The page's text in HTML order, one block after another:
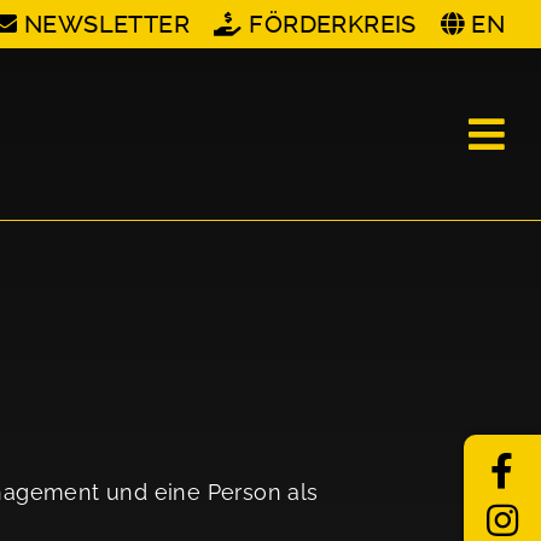
NEWSLETTER FÖRDERKREIS EN
und eine Person als